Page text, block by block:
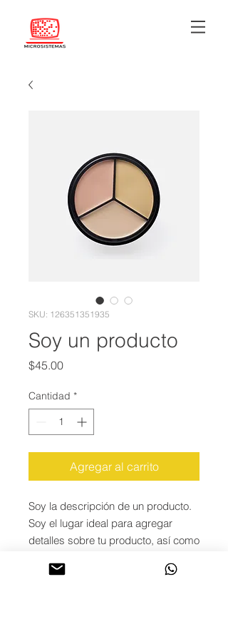
SKU: 126351351935
Soy un producto
$45.00Precio
Cantidad *
Agregar al carrito
Soy la descripción de un producto.
Soy el lugar ideal para agregar
detalles sobre tu producto, así como
de cuidado y de limpieza.